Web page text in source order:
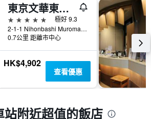
東京文華東方酒店
5星級
極好 9.3
2-1-1 Nihonbashi Muromachi, 東京, 日本
0.7公里 距離市中心
HK$4,902
查看優惠
附近超值的飯店